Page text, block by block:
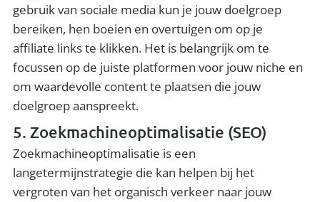
gebruik van sociale media kun je jouw doelgroep
bereiken, hen boeien en overtuigen om op je
affiliate links te klikken. Het is belangrijk om te
focussen op de juiste platformen voor jouw niche en
om waardevolle content te plaatsen die jouw
doelgroep aanspreekt.
5. Zoekmachineoptimalisatie (SEO)
Zoekmachineoptimalisatie is een
langetermijnstrategie die kan helpen bij het
vergroten van het organisch verkeer naar jouw